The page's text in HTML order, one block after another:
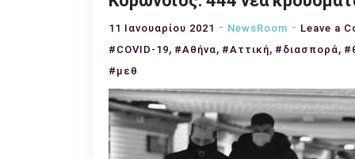
11 Ιανουαρίου 2021 NewsRoom Leave a
#COVID-19, #Αθήνα, #Αττική, #διασπορά,
#μεθ